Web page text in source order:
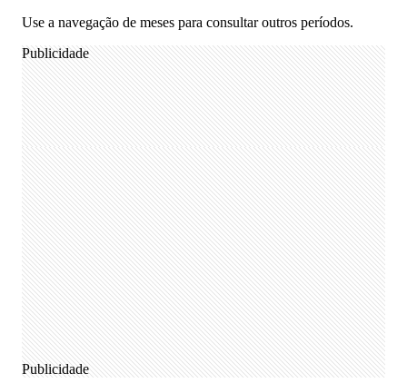
Use a navegação de meses para consultar outros períodos.
Publicidade
Publicidade